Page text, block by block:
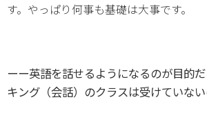
す。やっぱり何事も基礎は大事です。
ーー英語を話せるようになるのが目的
キング（会話）のクラスは受けていな